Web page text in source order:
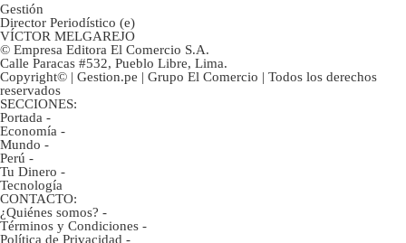
Gestión
Director Periodístico (e)
VÍCTOR MELGAREJO
© Empresa Editora El Comercio S.A.
Calle Paracas #532, Pueblo Libre, Lima.
Copyright© | Gestion.pe | Grupo El Comercio | Todos los derechos
reservados
SECCIONES:
Portada -
Economía -
Mundo -
Perú -
Tu Dinero -
Tecnología
CONTACTO:
¿Quiénes somos? -
Términos y Condiciones -
Política de Privacidad -